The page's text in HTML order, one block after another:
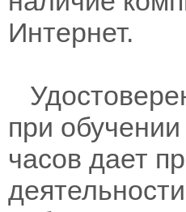
Интернет.
при
часов дает